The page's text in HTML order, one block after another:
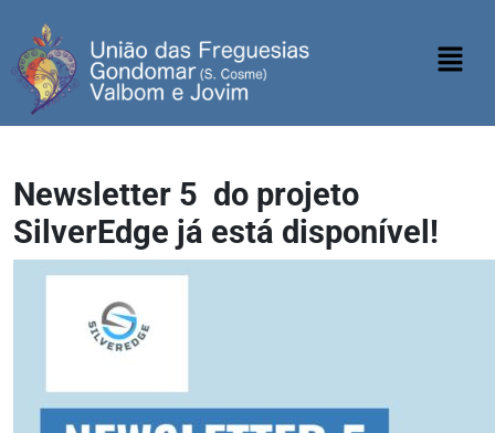
Newsletter 5 do projeto
SilverEdge já está disponível!